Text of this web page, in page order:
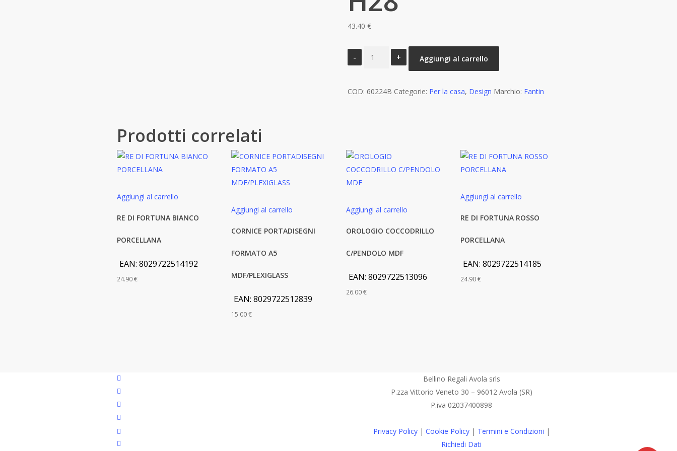
43.40 €
CERAMICA
BIANCO
X
H28
Aggiungi al carrello
COD: 60224B Categorie: Per la casa, Design Marchio: Fantin
Prodotti correlati
Aggiungi al carrello
RE DI FORTUNA BIANCO
PORCELLANA
EAN: 8029722514192
24.90€
Aggiungi al carrello
CORNICE PORTADISEGNI
FORMATO A5
MDF/PLEXIGLASS
EAN:8029722512839
15.00€
Aggiungi al carrello
OROLOGIO COCCODRILLO
C/PENDOLO MDF
EAN: 8029722513096
26.00€
Aggiungi al carrello
RE DI FORTUNA ROSSO
PORCELLANA
EAN:8029722514185
24.90€
facebook
google-
plus
instagram
whatsapp
tiktok
phone
Bellino Regali Avola srls
P.zza Vittorio Veneto 30 – 96012 Avola (SR)
P.iva 02037400898
Privacy Policy| Cookie Policy| Termini e Condizioni |
Richiedi Dati